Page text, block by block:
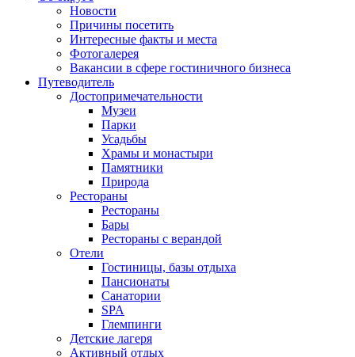
Новости
Причины посетить
Интересные факты и места
Фотогалерея
Вакансии в сфере гостиничного бизнеса
Путеводитель
Достопримечательности
Музеи
Парки
Усадьбы
Храмы и монастыри
Памятники
Природа
Рестораны
Рестораны
Бары
Рестораны с верандой
Отели
Гостиницы, базы отдыха
Пансионаты
Санатории
SPA
Глемпинги
Детские лагеря
Активный отдых